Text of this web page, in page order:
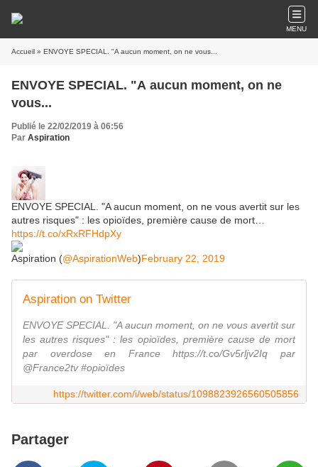
MENU
Accueil » ENVOYE SPECIAL. "A aucun moment, on ne vous...
ENVOYE SPECIAL. "A aucun moment, on ne
vous...
Publié le 22/02/2019 à 06:56
Par Aspiration
ENVOYE SPECIAL. "A aucun moment, on ne vous avertit sur les
autres risques" : les opioïdes, première cause de mort…
https://t.co/xRxRFHdpXy
Aspiration (@AspirationWeb)February 22, 2019
Aspiration on Twitter
ENVOYE SPECIAL. "A aucun moment, on ne vous avertit sur
les autres risques" : les opioïdes, première cause de mort
par overdose en France https://t.co/Gv5rljv2Iq par
@France2tv #opioïdes
https://twitter.com/i/web/status/1098823926560505856
Partager